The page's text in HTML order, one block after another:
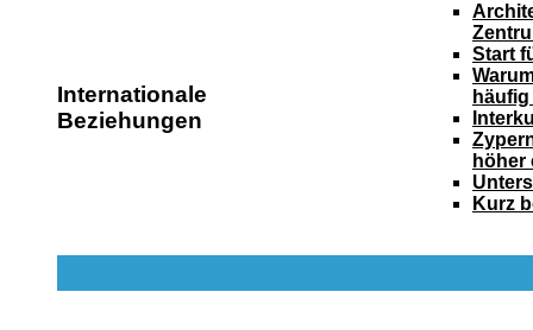
Internationale
Beziehungen
Start
höher
Kurz